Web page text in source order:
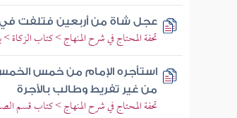
عجل شاة من أربعين فتلفت في
تحفة المحتاج في شرح المنهاج > كتاب
استأجره الإمام من خمس
من غير تفريط وطالب بالأجرة
تحفة المحتاج في شرح المنهاج > كتاب قسم